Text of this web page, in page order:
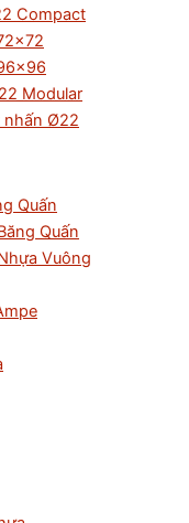
Compact
Modular
nhấn Ø22
Quấn
Quấn
Vuông